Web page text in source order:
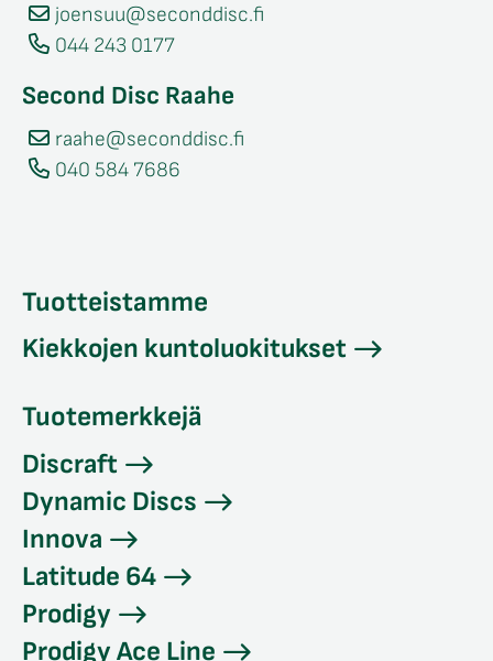
joensuu@seconddisc.fi
044 243 0177
Second Disc Raahe
raahe@seconddisc.fi
040 584 7686
Tuotteistamme
Kiekkojen kuntoluokitukset
Tuotemerkkejä
Discraft
Dynamic Discs
Innova
Latitude 64
Prodigy
Prodigy Ace Line